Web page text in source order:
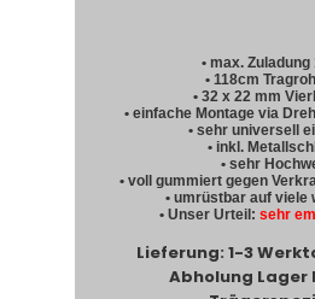
• max. Zuladung
• 118cm
• 32 x 22 mm
• einfache Montage via
• sehr universell
• inkl.
• sehr
• voll gummiert gegen
• umrüstbar auf viele
• Unser Urteil: sehr
Lieferung: 1-3
Abholung Lager